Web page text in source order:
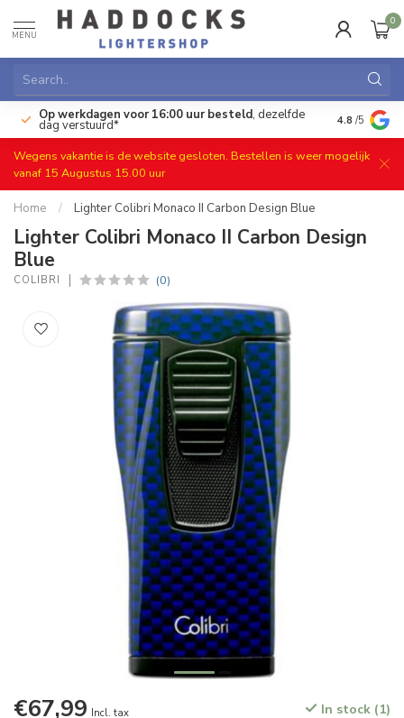
MENU
0
Op werkdagen voor 16:00 uur besteld, dezelfde
dag verstuurd* Gratis
4.8 /5
Wegens vakantie is de website gesloten. Bestellen is weer mogelijk
vanaf 15 Augustus 15.00 uur
Home / Lighter Colibri Monaco II Carbon Design Blue
Lighter Colibri Monaco II Carbon Design
Blue
COLIBRI (0)
€67,99 Incl. tax In stock (1)